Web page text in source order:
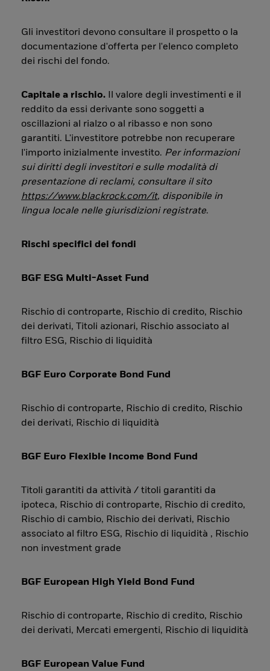
Gli investitori devono consultare il prospetto o la
documentazione d'offerta per l'elenco completo
dei rischi del fondo.
Capitale a rischio. Il valore degli investimenti e il
reddito da essi derivante sono soggetti a
oscillazioni al rialzo o al ribasso e non sono
garantiti. L'investitore potrebbe non recuperare
l'importo inizialmente investito. Per informazioni
sui diritti degli investitori e sulle modalità di
presentazione di reclami, consultare il sito
https://www.blackrock.com/it, disponibile in
lingua locale nelle giurisdizioni registrate.
Rischi specifici dei fondi
BGF ESG Multi-Asset Fund
Rischio di controparte, Rischio di credito, Rischio
dei derivati, Titoli azionari, Rischio associato al
filtro ESG, Rischio di liquidità
BGF Euro Corporate Bond Fund
Rischio di controparte, Rischio di credito, Rischio
dei derivati, Rischio di liquidità
BGF Euro Flexible Income Bond Fund
Titoli garantiti da attività / titoli garantiti da
ipoteca, Rischio di controparte, Rischio di credito,
Rischio di cambio, Rischio dei derivati, Rischio
associato al filtro ESG, Rischio di liquidità , Rischio
non investment grade
BGF European High Yield Bond Fund
Rischio di controparte, Rischio di credito, Rischio
dei derivati, Mercati emergenti, Rischio di liquidità
BGF European Value Fund